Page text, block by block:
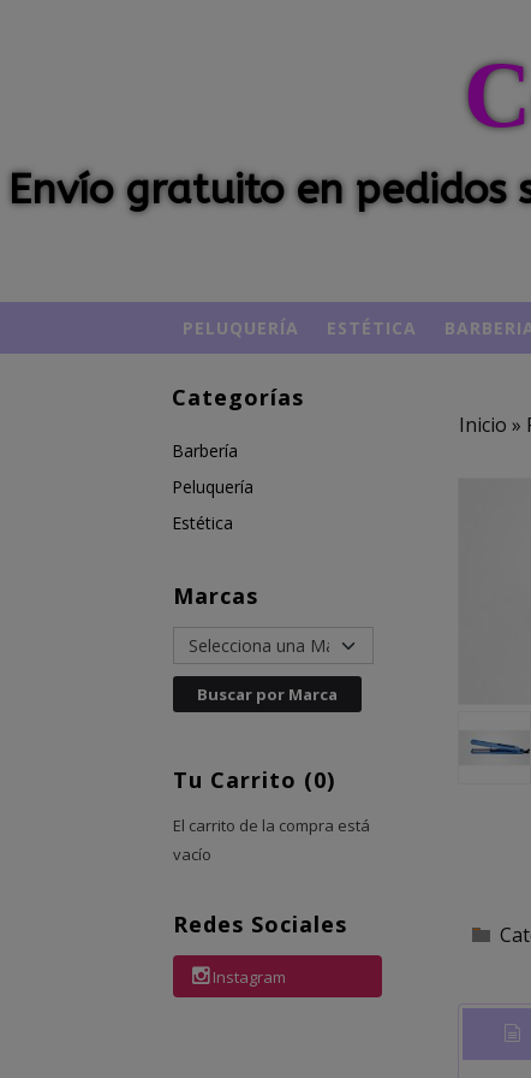
Envío gratuito en pedidos
PELUQUERÍA ESTÉTICA
Categorías
Barbería
Peluquería
Estética
Marcas
Tu Carrito (0)
El carrito de la compra está
vacío
Redes Sociales
Instagram
Inicio »